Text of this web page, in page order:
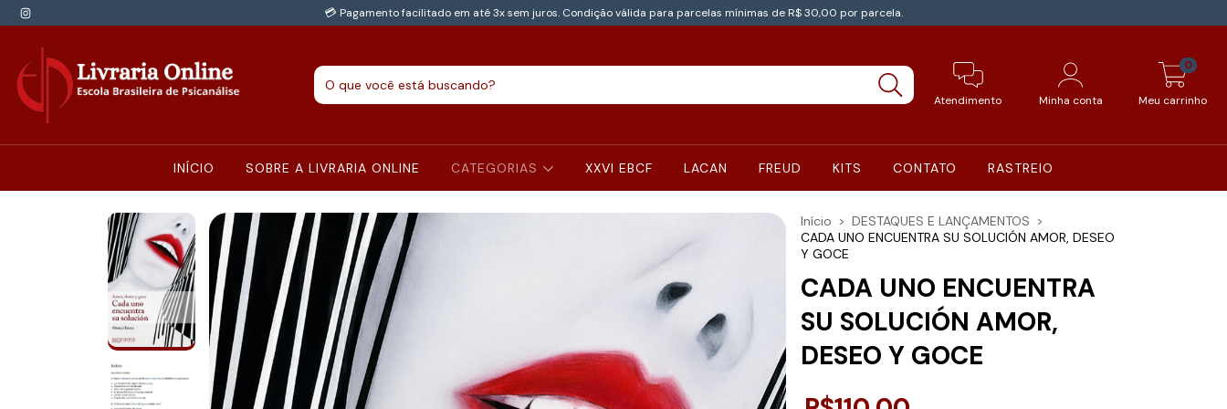
💳 Pagamento facilitado em até 3x sem juros. Condição válida para parcelas mínimas de R$ 30,00 por parcela.
Atendimento Minha conta Meu carrinho
0
INÍCIO SOBRE A LIVRARIA ONLINE CATEGORIAS XXVI EBCF LACAN FREUD KITS CONTATO RASTREIO
Início > DESTAQUES E LANÇAMENTOS >
CADA UNO ENCUENTRA SU SOLUCIÓN AMOR, DESEO
Y GOCE
CADA UNO ENCUENTRA
SU SOLUCIÓN AMOR,
DESEO Y GOCE